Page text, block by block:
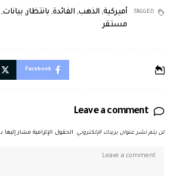
TAGGED: أميركية, الذهب, الفائدة, بانتظار, بيانات,
مستقر
Facebook
Leave a comment
لن يتم نشر عنوان بريدك الإلكتروني. الحقول الإلزامية مشار إليها بـ